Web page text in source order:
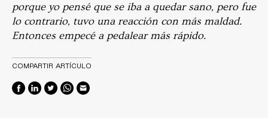
porque yo pensé que se iba a quedar sano, pero fue
lo contrario, tuvo una reacción con más maldad.
Entonces empecé a pedalear más rápido.
COMPARTIR ARTÍCULO